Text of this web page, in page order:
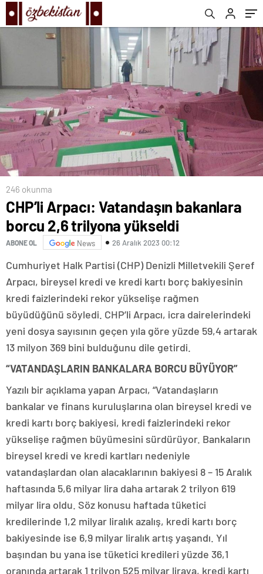
246 okunma
CHP’li Arpacı: Vatandaşın bakanlara
borcu 2,6 trilyona yükseldi
ABONE OL News 26 Aralık 2023 00:12
Cumhuriyet Halk Partisi (CHP) Denizli Milletvekili Şeref
Arpacı, bireysel kredi ve kredi kartı borç bakiyesinin
kredi faizlerindeki rekor yükselişe rağmen
büyüdüğünü söyledi. CHP’li Arpacı, icra dairelerindeki
yeni dosya sayısının geçen yıla göre yüzde 59,4 artarak
13 milyon 369 bini bulduğunu dile getirdi.
“VATANDAŞLARIN BANKALARA BORCU BÜYÜYOR”
Yazılı bir açıklama yapan Arpacı, “Vatandaşların
bankalar ve finans kuruluşlarına olan bireysel kredi ve
kredi kartı borç bakiyesi, kredi faizlerindeki rekor
yükselişe rağmen büyümesini sürdürüyor. Bankaların
bireysel kredi ve kredi kartları nedeniyle
vatandaşlardan olan alacaklarının bakiyesi 8 – 15 Aralık
haftasında 5,6 milyar lira daha artarak 2 trilyon 619
milyar lira oldu. Söz konusu haftada tüketici
kredilerinde 1,2 milyar liralık azalış, kredi kartı borç
bakiyesinde ise 6,9 milyar liralık artış yaşandı. Yıl
başından bu yana ise tüketici kredileri yüzde 36,1
oranında artarak 1 trilyon 525 milyar liraya, kredi kartı